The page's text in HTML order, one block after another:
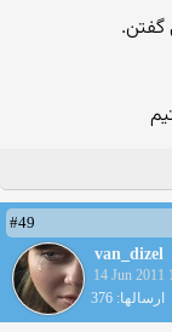
گفتن.
#49
van_dizel
14 Jun 2011
ارسالها: 376